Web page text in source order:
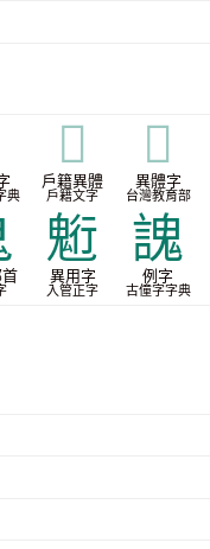
典
𩲞
戶籍異體
戶籍文字
𩲞
異體字
台灣教育部
䰢
異用字
入管正字
謉
例字
古僮字字典